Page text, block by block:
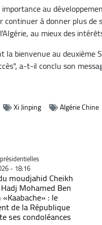
au
continuer à donner plus
au mieux des
la bienvenue au deuxième
a-t-il conclu son
Xi Jinping Algérie Chine
- 18:16
moudjahid Cheikh
Mohamed Ben
: le
de la République
ses condoléances